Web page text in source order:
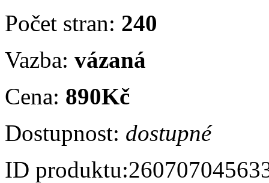
Počet stran: 240
Vazba: vázaná
Cena: 890Kč
Dostupnost: dostupné
ID produktu: